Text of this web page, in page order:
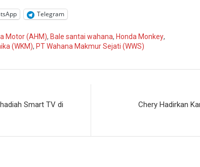
Telegram
Motor (AHM), Bale santai wahana, Honda Monkey,
(WKM), PT Wahana Makmur Sejati (WWS)
Smart TV di
Chery Hadirkan